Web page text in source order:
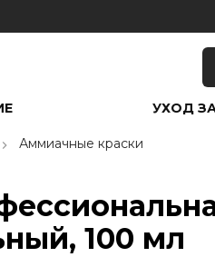
УХОД
Аммиачные краски
100 мл